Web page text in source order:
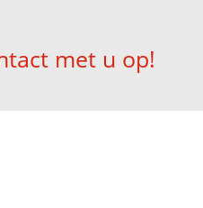
met u op!